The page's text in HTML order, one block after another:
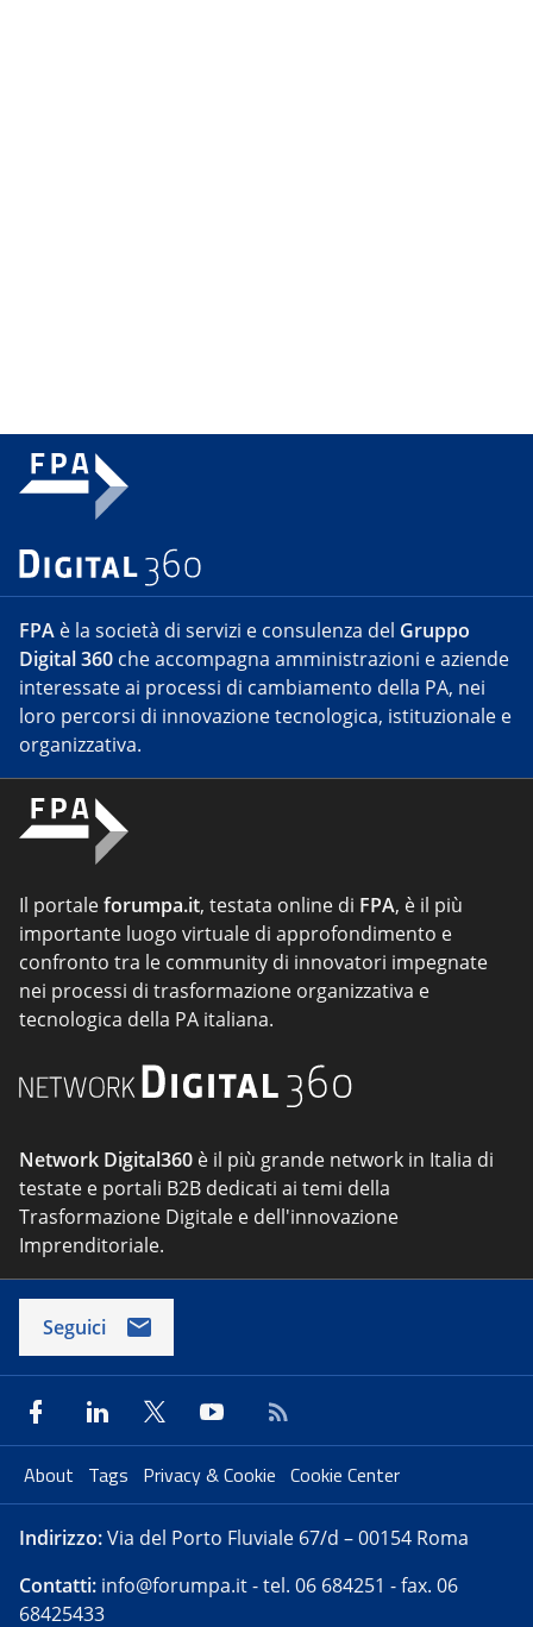
FPA è la società di servizi e consulenza del Gruppo
Digital 360 che accompagna amministrazioni e aziende
interessate ai processi di cambiamento della PA, nei
loro percorsi di innovazione tecnologica, istituzionale e
organizzativa.
Il portaleforumpa.it, testata online di FPA, è il più
importante luogo virtuale di approfondimento e
confronto tra le community di innovatori impegnate
nei processi di trasformazione organizzativa e
tecnologica della PA italiana.
Network Digital360 è il più grande network in Italia di
testate e portali B2B dedicati ai temi della
Trasformazione Digitale e dell'innovazione
Imprenditoriale.
Seguici
About Tags Privacy & Cookie Cookie Center
Indirizzo:Via del Porto Fluviale 67/d – 00154 Roma
Contatti: info@forumpa.it- tel. 06 684251 - fax. 06
68425433